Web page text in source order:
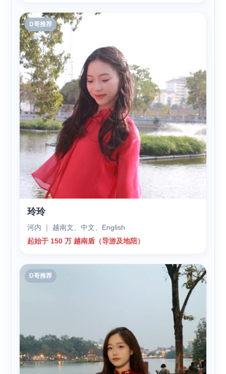
D哥推荐
玲玲
河内 ｜ 越南文、中文、English
起始于 150 万 越南盾（导游及地陪）
D哥推荐